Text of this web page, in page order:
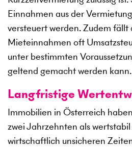
Einnahmen aus der
versteuert werden. Zudem fällt
Mieteinnahmen oft
unter bestimmten
geltend gemacht werden kann.
Langfristige
Immobilien in Österreich
zwei Jahrzehnten als
wirtschaftlich unsicheren